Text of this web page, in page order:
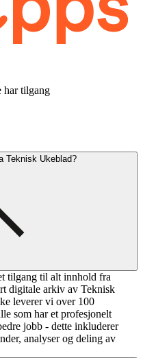
har tilgang
Teknisk Ukeblad?
tilgang til alt innhold fra
digitale arkiv av Teknisk
leverer vi over 100
som har et profesjonelt
jobb - dette inkluderer
analyser og deling av